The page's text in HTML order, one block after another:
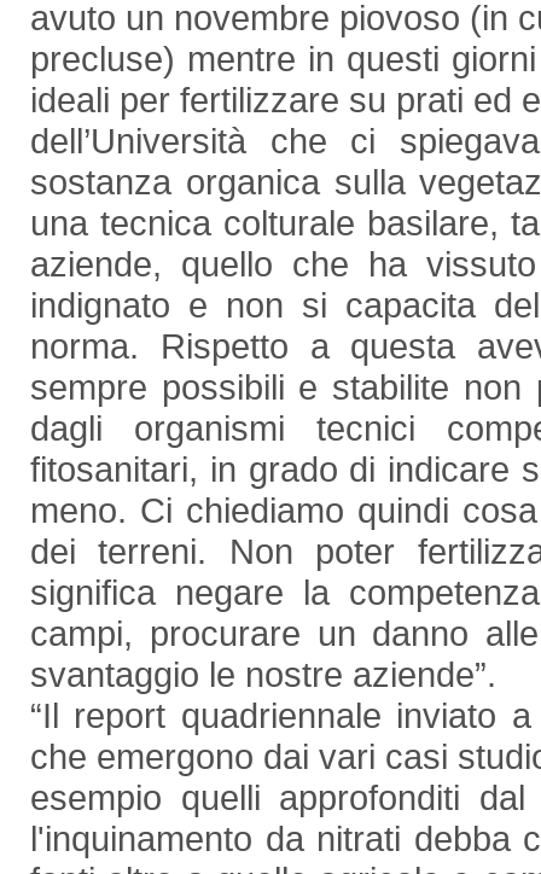
avuto un novembre piovoso (in
precluse) mentre in questi
ideali per fertilizzare su prati ed
dell’Università che ci
sostanza organica sulla
una tecnica colturale basilare,
aziende, quello che ha
indignato e non si capacita
norma. Rispetto a questa
sempre possibili e stabilite
dagli organismi tecnici
fitosanitari, in grado di indicare
meno. Ci chiediamo quindi
dei terreni. Non poter
significa negare la
campi, procurare un danno
svantaggio le nostre aziende”.
“Il report quadriennale inviato
che emergono dai vari casi
esempio quelli approfonditi
l'inquinamento da nitrati debba